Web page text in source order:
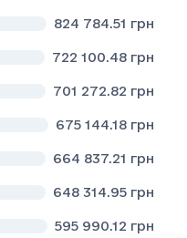
824 784.51 грн
722 100.48 грн
701 272.82 грн
675 144.18 грн
664 837.21 грн
648 314.95 грн
595 990.12 грн